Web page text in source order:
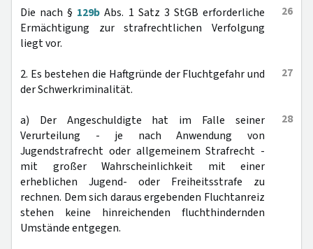
26
Die nach § 129b Abs. 1 Satz 3 StGB erforderliche
Ermächtigung zur strafrechtlichen Verfolgung
liegt vor.
27
2. Es bestehen die Haftgründe der Fluchtgefahr und
der Schwerkriminalität.
28
a) Der Angeschuldigte hat im Falle seiner
Verurteilung - je nach Anwendung von
Jugendstrafrecht oder allgemeinem Strafrecht -
mit großer Wahrscheinlichkeit mit einer
erheblichen Jugend- oder Freiheitsstrafe zu
rechnen. Dem sich daraus ergebenden Fluchtanreiz
stehen keine hinreichenden fluchthindernden
Umstände entgegen.